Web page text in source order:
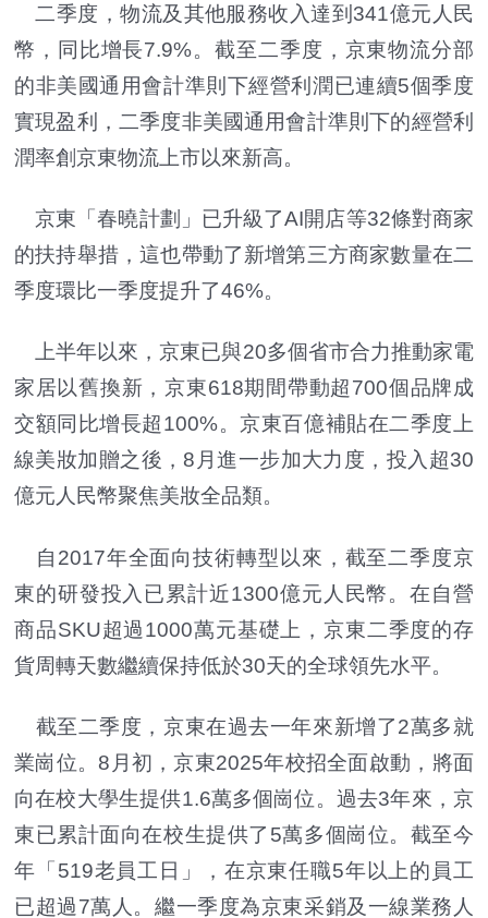
二季度，物流及其他服務收入達到341億元人民
幣，同比增長7.9%。截至二季度，京東物流分部
的非美國通用會計準則下經營利潤已連續5個季度
實現盈利，二季度非美國通用會計準則下的經營利
潤率創京東物流上市以來新高。
京東「春曉計劃」已升級了AI開店等32條對商家
的扶持舉措，這也帶動了新增第三方商家數量在二
季度環比一季度提升了46%。
上半年以來，京東已與20多個省市合力推動家電
家居以舊換新，京東618期間帶動超700個品牌成
交額同比增長超100%。京東百億補貼在二季度上
線美妝加贈之後，8月進一步加大力度，投入超30
億元人民幣聚焦美妝全品類。
自2017年全面向技術轉型以來，截至二季度京
東的研發投入已累計近1300億元人民幣。在自營
商品SKU超過1000萬元基礎上，京東二季度的存
貨周轉天數繼續保持低於30天的全球領先水平。
截至二季度，京東在過去一年來新增了2萬多就
業崗位。8月初，京東2025年校招全面啟動，將面
向在校大學生提供1.6萬多個崗位。過去3年來，京
東已累計面向在校生提供了5萬多個崗位。截至今
年「519老員工日」，在京東任職5年以上的員工
已超過7萬人。繼一季度為京東采銷及一線業務人